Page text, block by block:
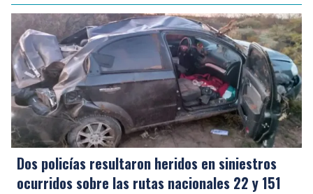
Dos policías resultaron heridos en siniestros
ocurridos sobre las rutas nacionales 22 y 151